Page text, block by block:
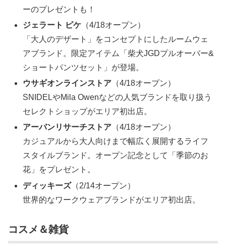
ーのプレゼントも！
ジェラート ピケ （4/18オープン）
「大人のデザート」をコンセプトにしたルームウェ
アブランド。限定アイテム「柴犬JGDプルオーバー&
ショートパンツセット」が登場。
ウサギオンラインストア （4/18オープン）
SNIDELやMila Owenなどの人気ブランドを取り扱う
セレクトショップがエリア初出店。
アーバンリサーチストア （4/18オープン）
カジュアルから大人向けまで幅広く展開するライフ
スタイルブランド。オープン記念として「季節のお
花」をプレゼント。
ディッキーズ（2/14オープン）
世界的なワークウェアブランドがエリア初出店。
コスメ＆雑貨